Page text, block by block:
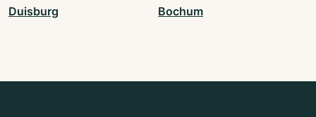
Duisburg Bochum